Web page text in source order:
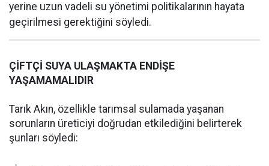
yerine uzun vadeli su yönetimi politikalarının hayata
geçirilmesi gerektiğini söyledi.
ÇİFTÇİ SUYA ULAŞMAKTA ENDİŞE
YAŞAMAMALIDIR
Tarık Akın, özellikle tarımsal sulamada yaşanan
sorunların üreticiyi doğrudan etkilediğini belirterek
şunları söyledi: